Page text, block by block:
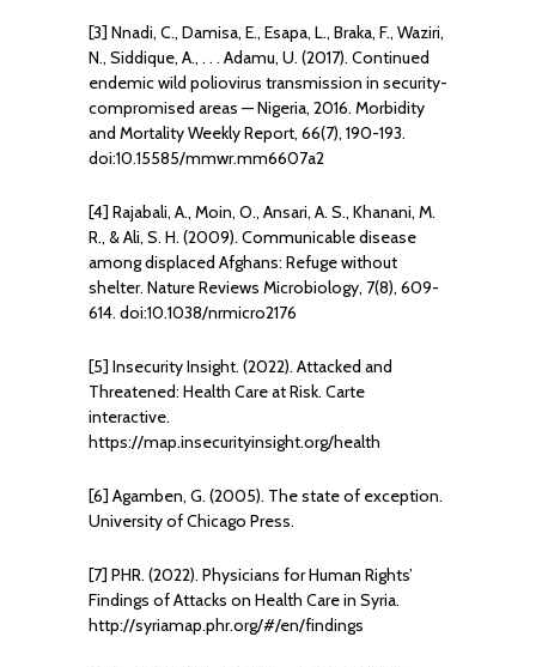
[3] Nnadi, C., Damisa, E., Esapa, L., Braka, F., Waziri,
N., Siddique, A., . . . Adamu, U. (2017). Continued
endemic wild poliovirus transmission in security-
compromised areas — Nigeria, 2016. Morbidity
and Mortality Weekly Report, 66(7), 190-193.
doi:10.15585/mmwr.mm6607a2
[4] Rajabali, A., Moin, O., Ansari, A. S., Khanani, M.
R., & Ali, S. H. (2009). Communicable disease
among displaced Afghans: Refuge without
shelter. Nature Reviews Microbiology, 7(8), 609-
614. doi:10.1038/nrmicro2176
[5] Insecurity Insight. (2022). Attacked and
Threatened: Health Care at Risk. Carte
interactive.
https://map.insecurityinsight.org/health
[6] Agamben, G. (2005). The state of exception.
University of Chicago Press.
[7] PHR. (2022). Physicians for Human Rights’
Findings of Attacks on Health Care in Syria.
http://syriamap.phr.org/#/en/findings